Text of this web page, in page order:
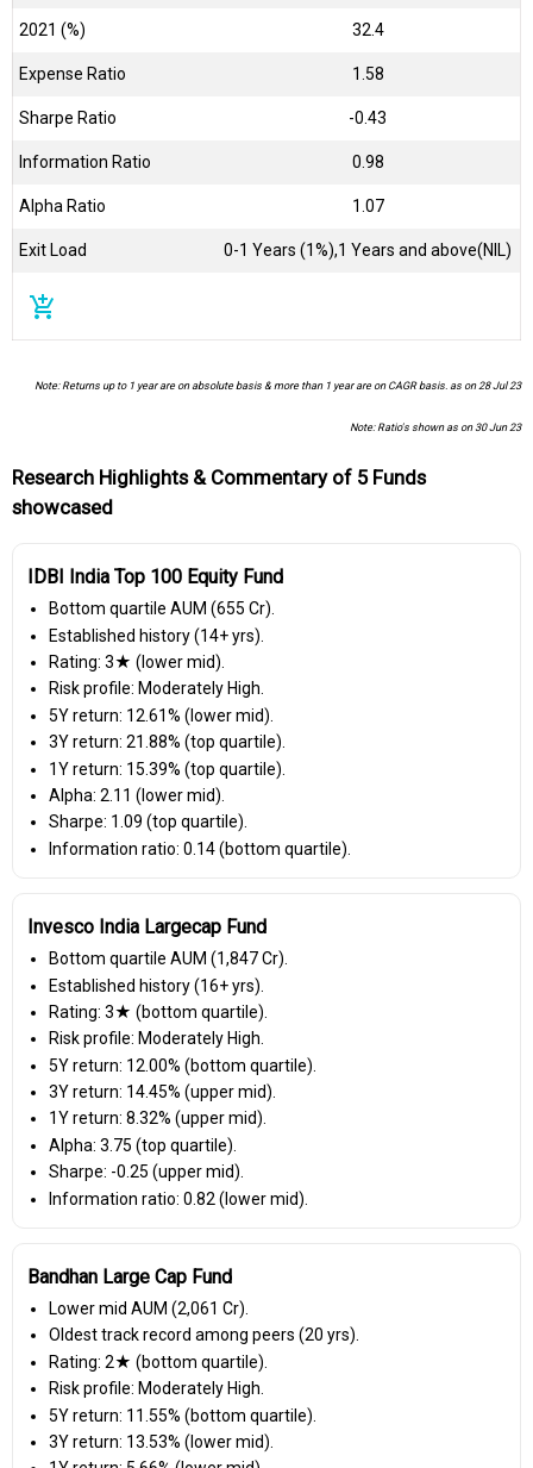
2021 (%) 32.4
Expense Ratio 1.58
Sharpe Ratio -0.43
Information Ratio 0.98
Alpha Ratio 1.07
Exit Load 0-1 Years (1%),1 Years and above(NIL)
add_shopping_cart
Note: Returns up to 1 year are on absolute basis & more than 1 year are on CAGR basis. as on 28 Jul 23
Note: Ratio's shown as on 30 Jun 23
Research Highlights & Commentary of 5 Funds
showcased
IDBI India Top 100 Equity Fund
Bottom quartile AUM (₹655 Cr).
Established history (14+ yrs).
Rating: 3★ (lower mid).
Risk profile: Moderately High.
5Y return: 12.61% (lower mid).
3Y return: 21.88% (top quartile).
1Y return: 15.39% (top quartile).
Alpha: 2.11 (lower mid).
Sharpe: 1.09 (top quartile).
Information ratio: 0.14 (bottom quartile).
Invesco India Largecap Fund
Bottom quartile AUM (₹1,847 Cr).
Established history (16+ yrs).
Rating: 3★ (bottom quartile).
Risk profile: Moderately High.
5Y return: 12.00% (bottom quartile).
3Y return: 14.45% (upper mid).
1Y return: 8.32% (upper mid).
Alpha: 3.75 (top quartile).
Sharpe: -0.25 (upper mid).
Information ratio: 0.82 (lower mid).
Bandhan Large Cap Fund
Lower mid AUM (₹2,061 Cr).
Oldest track record among peers (20 yrs).
Rating: 2★ (bottom quartile).
Risk profile: Moderately High.
5Y return: 11.55% (bottom quartile).
3Y return: 13.53% (lower mid).